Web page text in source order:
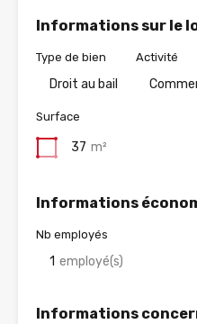
Informations sur le
Type de bien
Droit au bail
Activité
Surface
37 m²
Informations
Nb employés
1 employé(s)
Informations